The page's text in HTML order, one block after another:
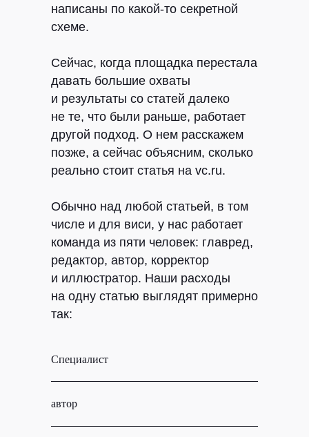
написаны по какой-то секретной
схеме.
Сейчас, когда площадка перестала
давать большие охваты
и результаты со статей далеко
не те, что были раньше, работает
другой подход. О нем расскажем
позже, а сейчас объясним, сколько
реально стоит статья на vc.ru.
Обычно над любой статьей, в том
числе и для виси, у нас работает
команда из пяти человек: главред,
редактор, автор, корректор
и иллюстратор. Наши расходы
на одну статью выглядят примерно
так:
Специалист
автор